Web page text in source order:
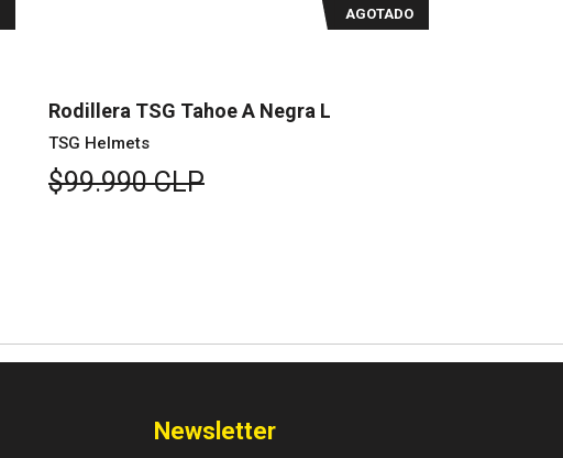
AGOTADO
Rodillera TSG Tahoe A Negra L
TSG Helmets
$99.990 CLP
Newsletter